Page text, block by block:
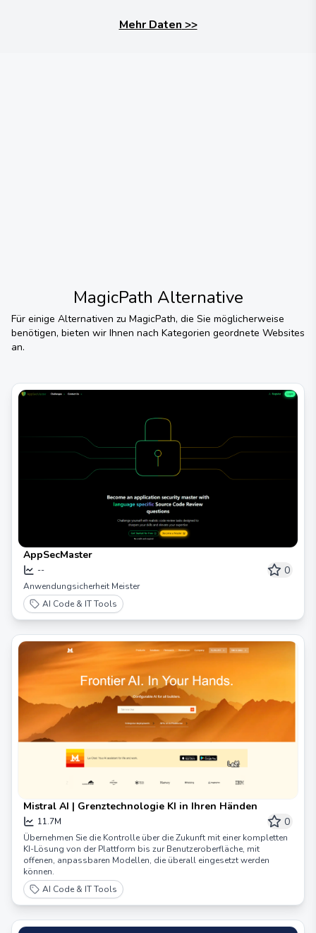
Mehr Daten >>
MagicPath Alternative
Für einige Alternativen zu MagicPath, die Sie möglicherweise
benötigen, bieten wir Ihnen nach Kategorien geordnete Websites
an.
AppSecMaster
-- 0
Anwendungsicherheit Meister
AI Code & IT Tools
Mistral AI | Grenztechnologie KI in Ihren Händen
11.7M 0
Übernehmen Sie die Kontrolle über die Zukunft mit einer kompletten
KI-Lösung von der Plattform bis zur Benutzeroberfläche, mit
offenen, anpassbaren Modellen, die überall eingesetzt werden
können.
AI Code & IT Tools